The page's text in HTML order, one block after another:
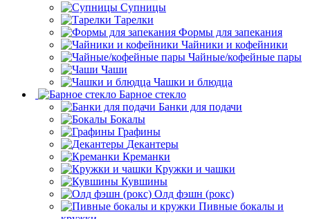
Супницы
Тарелки
Формы для запекания
Чайники и кофейники
Чайные/кофейные пары
Чаши
Чашки и блюдца
Барное стекло
Банки для подачи
Бокалы
Графины
Декантеры
Креманки
Кружки и чашки
Кувшины
Олд фэшн (рокс)
Пивные бокалы и